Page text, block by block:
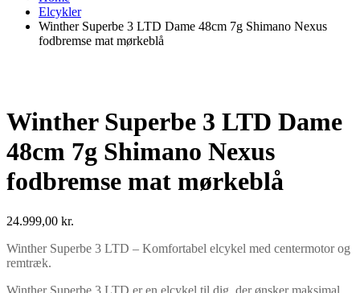
Elcykler
Winther Superbe 3 LTD Dame 48cm 7g Shimano Nexus
fodbremse mat mørkeblå
Winther Superbe 3 LTD Dame
48cm 7g Shimano Nexus
fodbremse mat mørkeblå
24.999,00 kr.
Winther Superbe 3 LTD – Komfortabel elcykel med centermotor og
remtræk.
Winther Superbe 3 LTD er en elcykel til dig, der ønsker maksimal